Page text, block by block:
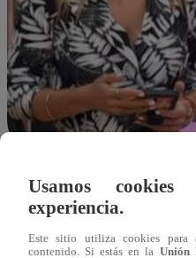
Alejandra Sanchez
04 de septiembre
Usamos
experiencia.
Este sitio utiliza cookies para
contenido. Si estás en la Unión